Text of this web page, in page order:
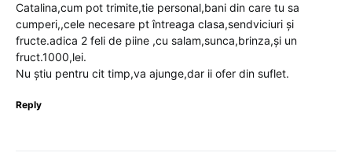
Catalina,cum pot trimite,tie personal,bani din care tu sa
cumperi,,cele necesare pt întreaga clasa,sendviciuri și
fructe.adica 2 feli de piine ,cu salam,sunca,brinza,și un
fruct.1000,lei.
Nu știu pentru cit timp,va ajunge,dar ii ofer din suflet.
Reply